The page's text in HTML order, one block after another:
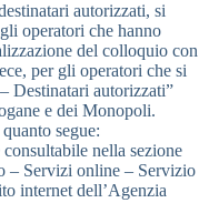
autorizzati, si
operatori che hanno
del colloquio con
per gli operatori che si
Destinatari autorizzati”
e dei Monopoli.
segue:
nella sezione
– Servizi online – Servizio
internet dell’Agenzia